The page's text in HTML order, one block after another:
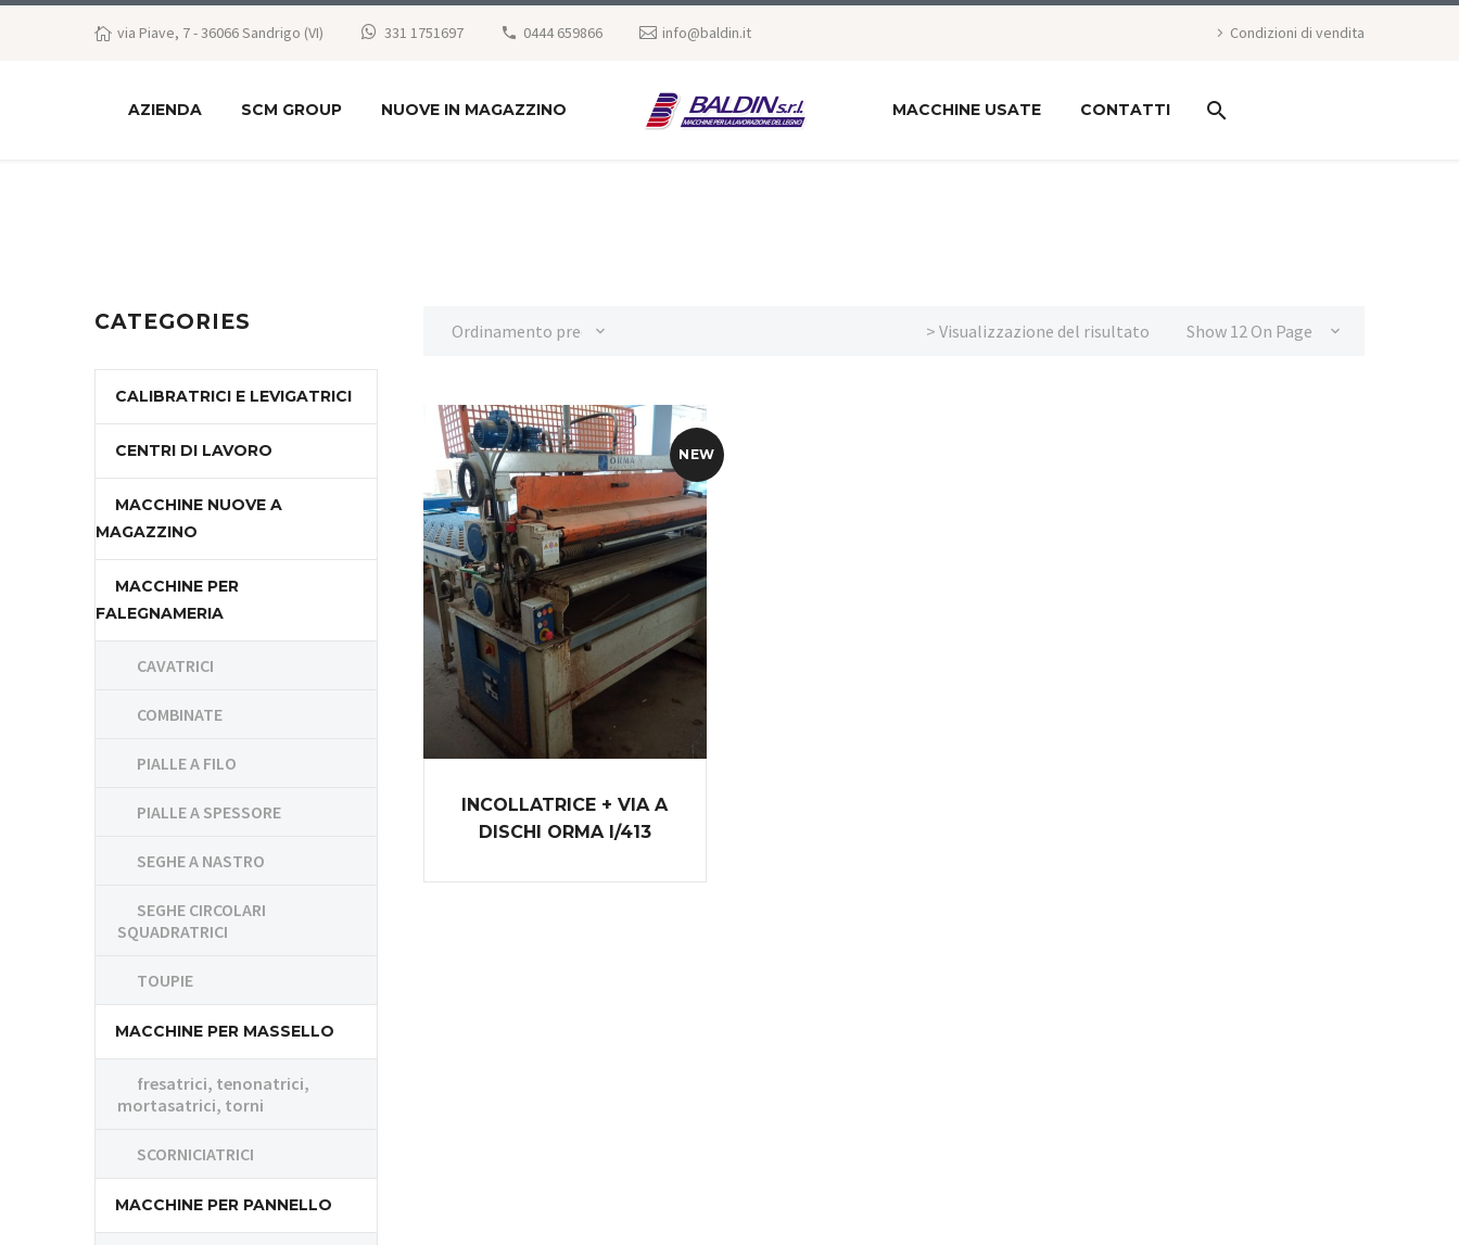
via Piave, 7 - 36066 Sandrigo (VI) 331 1751697 0444 659866 info@baldin.it Condizioni di vendita
AZIENDA SCM GROUP NUOVE IN MAGAZZINO MACCHINE USATE CONTATTI
Ordinamento predefinito Show 12 On Page
> Visualizzazione del risultato
NEW
INCOLLATRICE + VIA A
DISCHI ORMA I/413
CATEGORIES
CALIBRATRICI E LEVIGATRICI
CENTRI DI LAVORO
MACCHINE NUOVE A
MAGAZZINO
MACCHINE PER
FALEGNAMERIA
CAVATRICI
COMBINATE
PIALLE A FILO
PIALLE A SPESSORE
SEGHE A NASTRO
SEGHE CIRCOLARI
SQUADRATRICI
TOUPIE
MACCHINE PER MASSELLO
fresatrici, tenonatrici,
mortasatrici, torni
SCORNICIATRICI
MACCHINE PER PANNELLO